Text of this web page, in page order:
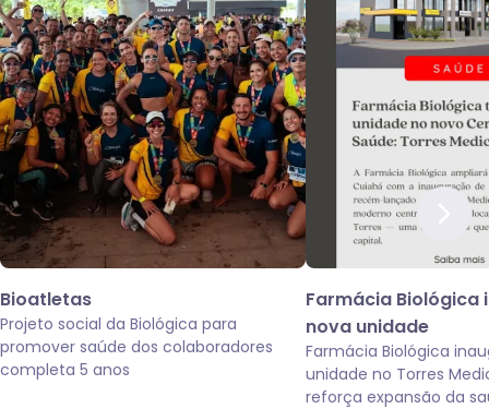
Bioatletas
Projeto social da Biológica para
promover saúde dos colaboradores
completa 5 anos
Farmácia Biológica
nova unidade
Farmácia Biológica
unidade no Torres
reforça expansão da